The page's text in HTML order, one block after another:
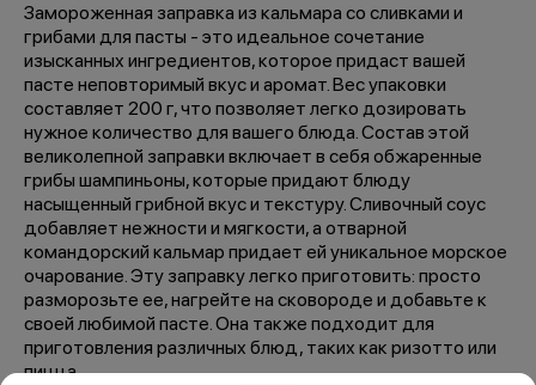
Замороженная заправка из кальмара со сливками и
грибами для пасты - это идеальное сочетание
изысканных ингредиентов, которое придаст вашей
пасте неповторимый вкус и аромат. Вес упаковки
составляет 200 г, что позволяет легко дозировать
нужное количество для вашего блюда. Состав этой
великолепной заправки включает в себя обжаренные
грибы шампиньоны, которые придают блюду
насыщенный грибной вкус и текстуру. Сливочный соус
добавляет нежности и мягкости, а отварной
командорский кальмар придает ей уникальное морское
очарование. Эту заправку легко приготовить: просто
разморозьте ее, нагрейте на сковороде и добавьте к
своей любимой пасте. Она также подходит для
приготовления различных блюд, таких как ризотто или
пицца.